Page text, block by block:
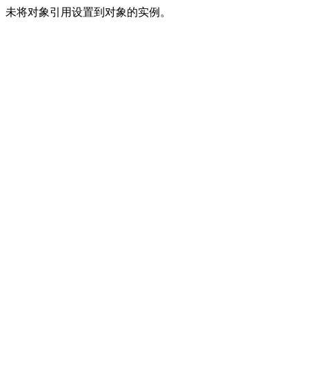
未将对象引用设置到对象的实例。